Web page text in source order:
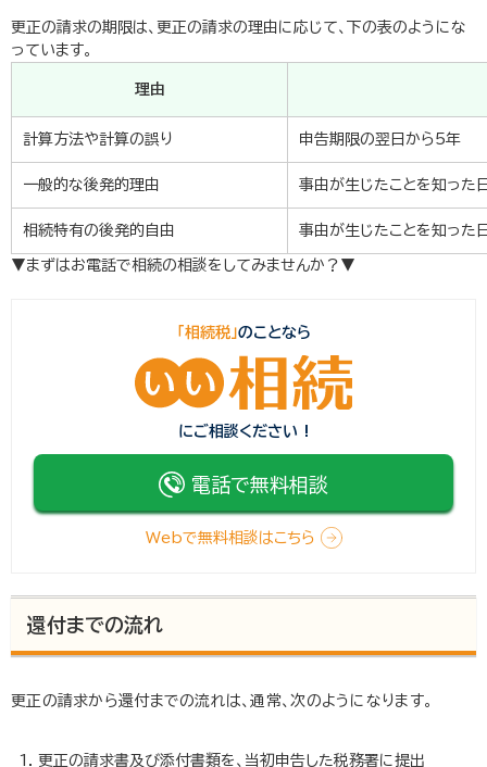
更正の請求の期限は、更正の請求の理由に応じて、下の表のようにな
っています。
理由
計算方法や計算の誤り 申告期限の翌日から5年
一般的な後発的理由 事由が生じたことを知った
相続特有の後発的自由 事由が生じたことを知った
▼まずはお電話で相続の相談をしてみませんか？▼
「相続税」のことなら
にご相談ください !
電話で無料相談
Webで無料相談はこちら
還付までの流れ
更正の請求から還付までの流れは、通常、次のようになります。
更正の請求書及び添付書類を、当初申告した税務署に提出